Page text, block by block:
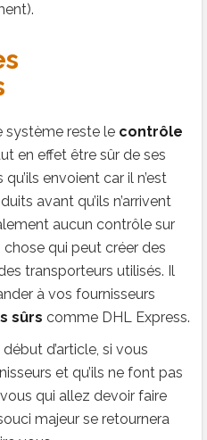
système reste le contrôle
en effet être sûr de ses
envoient car il n’est
avant qu’ils n’arrivent
aucun contrôle sur
qui peut créer des
transporteurs utilisés. Il
à vos fournisseurs
sûrs comme DHL Express.
d’article, si vous
et qu’ils ne font pas
qui allez devoir faire
majeur se retournera